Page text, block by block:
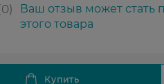
0
Ваш отзыв может стать
этого товара